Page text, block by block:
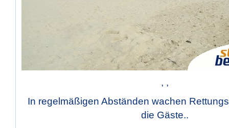
, ,
In regelmäßigen Abständen wachen
die Gäste..